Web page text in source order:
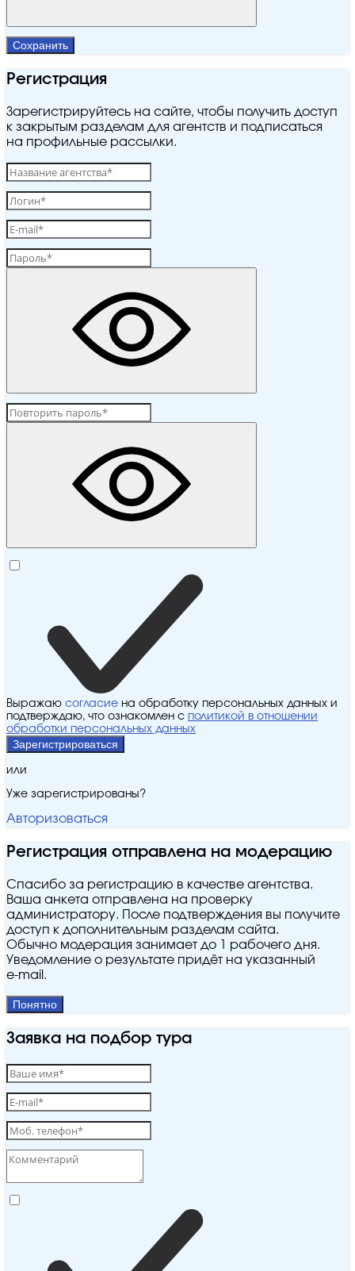
Сохранить
Регистрация
Зарегистрируйтесь на сайте, чтобы получить доступ
к закрытым разделам для агентств и подписаться
на профильные рассылки.
Выражаю согласие на обработку персональных данных и
подтверждаю, что ознакомлен с политикой в отношении
обработки персональных данных
Зарегистрироваться
или
Уже зарегистрированы?
Авторизоваться
Регистрация отправлена на модерацию
Спасибо за регистрацию в качестве агентства.
Ваша анкета отправлена на проверку
администратору. После подтверждения вы получите
доступ к дополнительным разделам сайта.
Обычно модерация занимает до 1 рабочего дня.
Уведомление о результате придёт на указанный
e‑mail.
Понятно
Заявка на подбор тура